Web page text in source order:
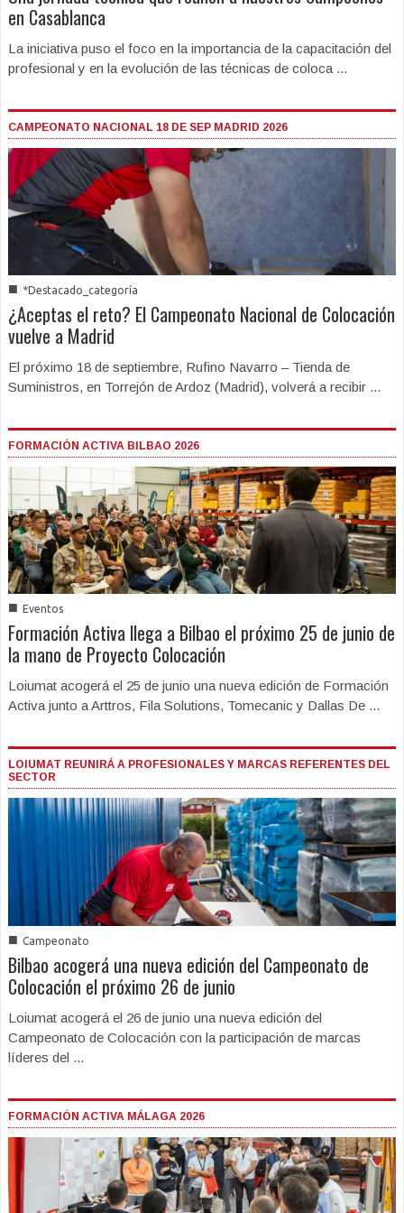
en Casablanca
La iniciativa puso el foco en la importancia de la capacitación del
profesional y en la evolución de las técnicas de coloca ...
CAMPEONATO NACIONAL 18 DE SEP MADRID 2026
■ *Destacado_categoría
¿Aceptas el reto? El Campeonato Nacional de Colocación
vuelve a Madrid
El próximo 18 de septiembre, Rufino Navarro – Tienda de
Suministros, en Torrejón de Ardoz (Madrid), volverá a recibir ...
FORMACIÓN ACTIVA BILBAO 2026
■ Eventos
Formación Activa llega a Bilbao el próximo 25 de junio de
la mano de Proyecto Colocación
Loiumat acogerá el 25 de junio una nueva edición de Formación
Activa junto a Arttros, Fila Solutions, Tomecanic y Dallas De ...
LOIUMAT REUNIRÁ A PROFESIONALES Y MARCAS REFERENTES DEL
SECTOR
■ Campeonato
Bilbao acogerá una nueva edición del Campeonato de
Colocación el próximo 26 de junio
Loiumat acogerá el 26 de junio una nueva edición del
Campeonato de Colocación con la participación de marcas
líderes del ...
FORMACIÓN ACTIVA MÁLAGA 2026